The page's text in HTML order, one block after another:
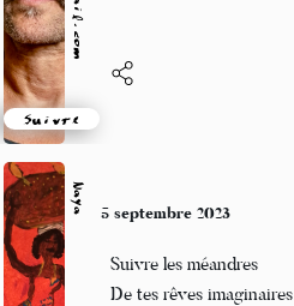
Suivre
Naya 5 septembre 2023
Suivre les méandres
De tes rêves imaginaires